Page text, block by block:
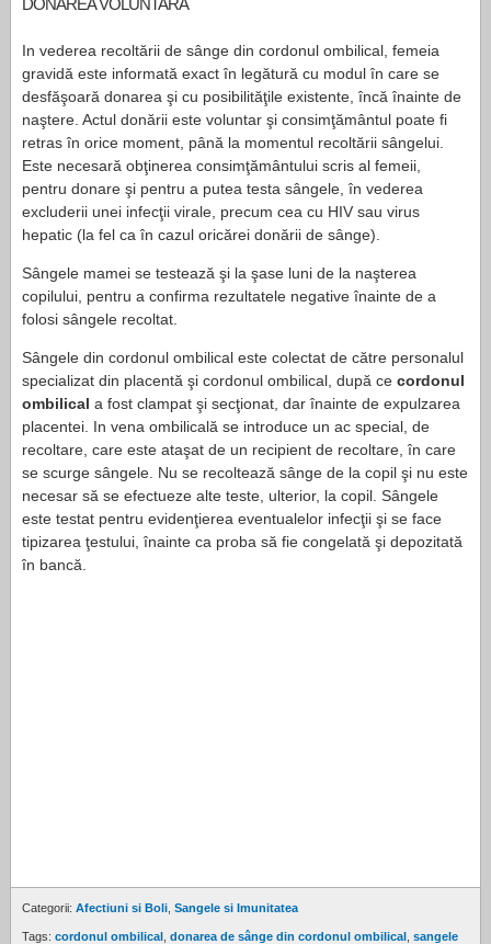
DONAREA VOLUNTARĂ
In vederea recoltării de sânge din cordonul ombilical, femeia
gravidă este informată exact în legătură cu modul în care se
desfăşoară donarea şi cu posibilităţile existente, încă înainte de
naştere. Actul donării este voluntar şi consimţământul poate fi
retras în orice moment, până la momentul recoltării sângelui.
Este necesară obţinerea consimţământului scris al femeii,
pentru donare şi pentru a putea testa sângele, în vederea
excluderii unei infecţii virale, precum cea cu HIV sau virus
hepatic (la fel ca în cazul oricărei donării de sânge).
Sângele mamei se testează şi la şase luni de la naşterea
copilului, pentru a confirma rezultatele negative înainte de a
folosi sângele recoltat.
Sângele din cordonul ombilical este colectat de către personalul
specializat din placentă şi cordonul ombilical, după ce cordonul
ombilical a fost clampat şi secţionat, dar înainte de expulzarea
placentei. In vena ombilicală se introduce un ac special, de
recoltare, care este ataşat de un recipient de recoltare, în care
se scurge sângele. Nu se recoltează sânge de la copil şi nu este
necesar să se efectueze alte teste, ulterior, la copil. Sângele
este testat pentru evidenţierea eventualelor infecţii şi se face
tipizarea ţestului, înainte ca proba să fie congelată şi depozitată
în bancă.
Categorii: Afectiuni si Boli Sangele si Imunitatea
Tags: cordonul ombilical donarea de sânge din cordonul ombilical sangele